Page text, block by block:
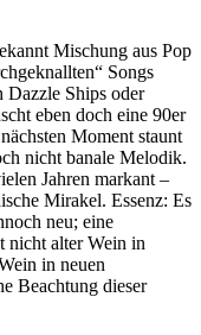
Mischung aus Pop
Songs
Ships oder
eben doch eine 90er
Moment staunt
nicht banale Melodik.
Jahren markant –
Mirakel. Essenz: Es
neu; eine
nicht alter Wein in
in neuen
Beachtung dieser